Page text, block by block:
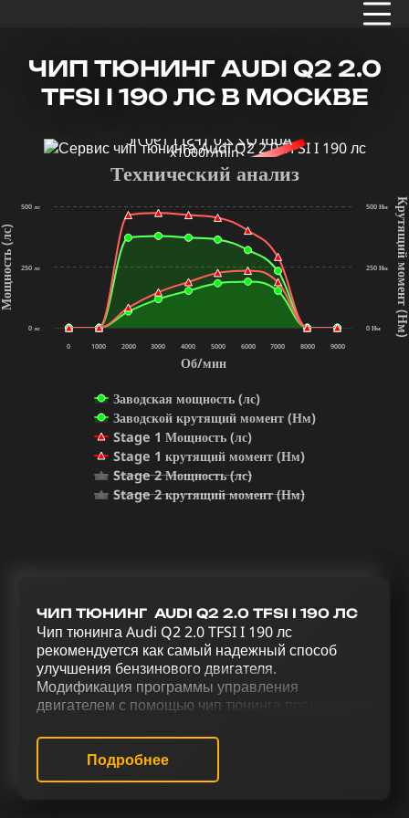
ЧИП ТЮНИНГ AUDI Q2 2.0
TFSI I 190 ЛС В МОСКВЕ
x1000r/min
Об/мин
(лс)
Технический анализ
Заводская мощность (лс)
Заводской крутящий момент (Нм)
Stage 1 Мощность (лс)
Stage 1 крутящий момент (Нм)
Stage 2 Мощность (лс)
Stage 2 крутящий момент (Нм)
0 1000 2000 3000 4000 5000 6000 7000 8000 9000
0 лс
250 лс
500 лс
0 Нм
250 Нм
500 Нм
ЧИП ТЮНИНГ AUDI Q2 2.0 TFSI I 190 ЛС
Чип тюнинга Audi Q2 2.0 TFSI I 190 лс
рекомендуется как самый надежный способ
улучшения бензинового двигателя.
Модификация программы управления
двигателем с помощью чип тюнинга повышает
повышения мощности, эффективности и
оптимизации управления Audi Q2 2.0 TFSI I 190
лс используется комплексный тюнинг, включая
Подробнее